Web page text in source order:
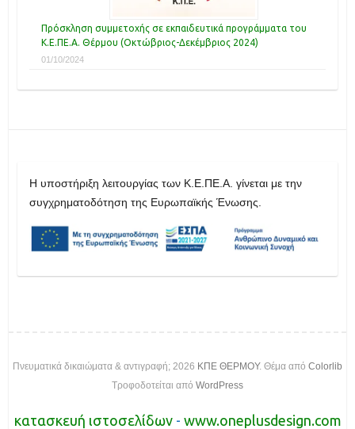
Πρόσκληση συμμετοχής σε εκπαιδευτικά προγράμματα του
Κ.Ε.ΠΕ.Α. Θέρμου (Οκτώβριος-Δεκέμβριος 2024)
01/10/2024
H υποστήριξη λειτουργίας των Κ.Ε.ΠΕ.Α. γίνεται με την
συγχρηματοδότηση της Ευρωπαϊκής Ένωσης.
Πνευματικά δικαιώματα & αντιγραφή; 2026 ΚΠΕ ΘΕΡΜΟΥ. Θέμα από Colorlib
Τροφοδοτείται από WordPress
κατασκευή ιστοσελίδων - www.oneplusdesign.com